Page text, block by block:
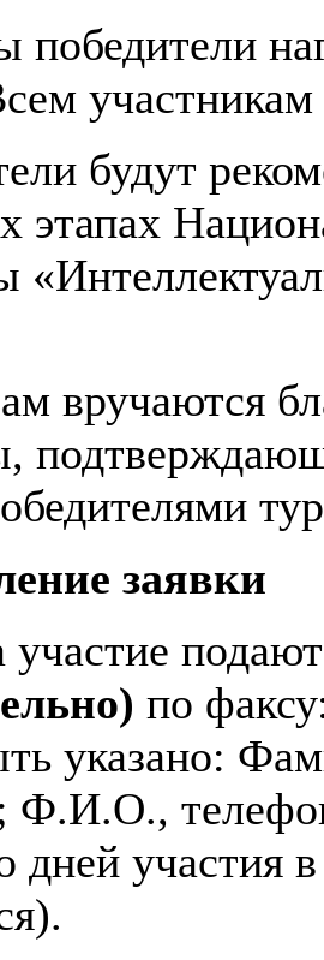
победители
будут
этапах
вручаются
заявки
участие
по
указано:
Ф.И.О.,
дней участия